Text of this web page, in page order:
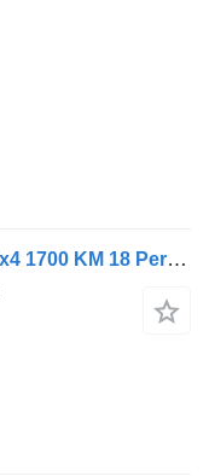
Mercedes-Benz Sprinter 513 CDI 4x4 1700 KM 18 Persons Expeditionsfahrzeug!